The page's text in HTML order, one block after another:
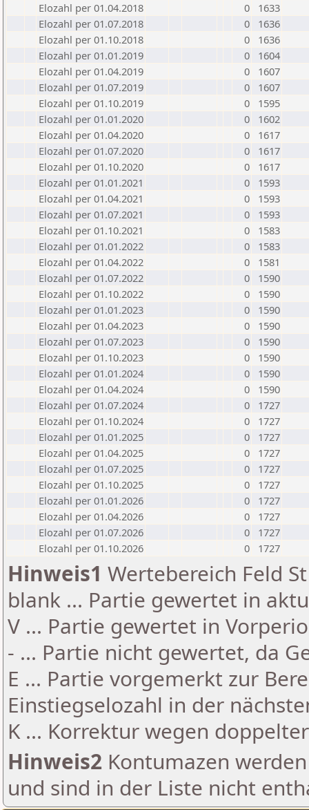
Elozahl per 01.04.2018
0
1633
Elozahl per 01.07.2018
0
1636
Elozahl per 01.10.2018
0
1636
Elozahl per 01.01.2019
0
1604
Elozahl per 01.04.2019
0
1607
Elozahl per 01.07.2019
0
1607
Elozahl per 01.10.2019
0
1595
Elozahl per 01.01.2020
0
1602
Elozahl per 01.04.2020
0
1617
Elozahl per 01.07.2020
0
1617
Elozahl per 01.10.2020
0
1617
Elozahl per 01.01.2021
0
1593
Elozahl per 01.04.2021
0
1593
Elozahl per 01.07.2021
0
1593
Elozahl per 01.10.2021
0
1583
Elozahl per 01.01.2022
0
1583
Elozahl per 01.04.2022
0
1581
Elozahl per 01.07.2022
0
1590
Elozahl per 01.10.2022
0
1590
Elozahl per 01.01.2023
0
1590
Elozahl per 01.04.2023
0
1590
Elozahl per 01.07.2023
0
1590
Elozahl per 01.10.2023
0
1590
Elozahl per 01.01.2024
0
1590
Elozahl per 01.04.2024
0
1590
Elozahl per 01.07.2024
0
1727
Elozahl per 01.10.2024
0
1727
Elozahl per 01.01.2025
0
1727
Elozahl per 01.04.2025
0
1727
Elozahl per 01.07.2025
0
1727
Elozahl per 01.10.2025
0
1727
Elozahl per 01.01.2026
0
1727
Elozahl per 01.04.2026
0
1727
Elozahl per 01.07.2026
0
1727
Elozahl per 01.10.2026
0 1727
Hinweis1 Wertebereich Feld
blank ... Partie gewertet in
V ... Partie gewertet in
- ... Partie nicht gewertet, da
E ... Partie vorgemerkt zur
Einstiegselozahl in der
K ... Korrektur wegen
Hinweis2 Kontumazen
und sind in der Liste nicht